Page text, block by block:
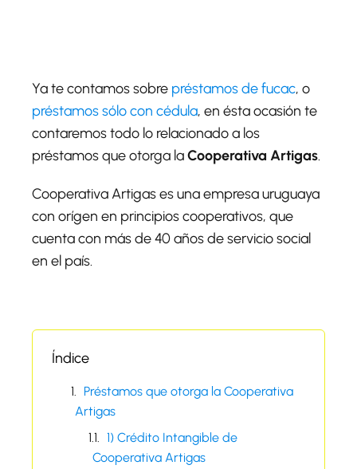
Ya te contamos sobre préstamos de fucac, o
préstamos sólo con cédula, en ésta ocasión te
contaremos todo lo relacionado a los
préstamos que otorga laCooperativa Artigas.
Cooperativa Artigas es una empresa uruguaya
con orígen en principios cooperativos, que
cuenta con más de 40 años de servicio social
en el país.
Índice
Préstamos que otorga la Cooperativa
Artigas
1) Crédito Intangible de
Cooperativa Artigas